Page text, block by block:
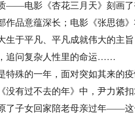
——电影《杏花三月天》刻画
作品意蕴深长；电影《张思德
生于平凡、平凡成就伟大的主
追问复杂人性里的命运……
殊的一年，面对突如其来的
没有过不去的年》中，尹力紧
了子女回家陪老母亲过年——